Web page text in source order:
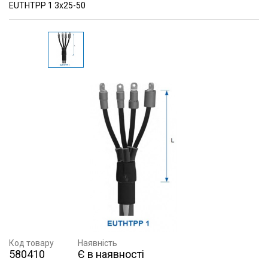
EUTHTPP 1 3х25-50
Код товару
580410
Наявність
Є в наявності